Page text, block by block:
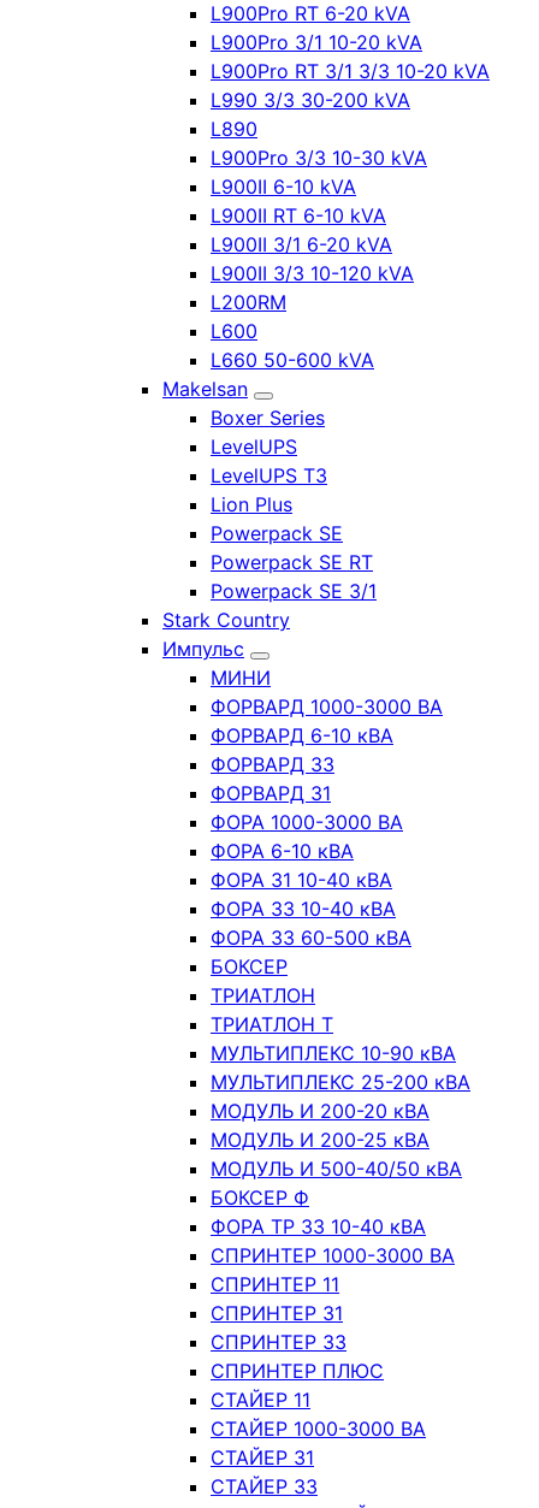
L900Pro RT 6-20 kVA
L900Pro 3/1 10-20 kVA
L900Pro RT 3/1 3/3 10-20 kVA
L990 3/3 30-200 kVA
L890
L900Pro 3/3 10-30 kVA
L900II 6-10 kVA
L900II RT 6-10 kVA
L900II 3/1 6-20 kVA
L900II 3/3 10-120 kVA
L200RM
L600
L660 50-600 kVA
Makelsan
Boxer Series
LevelUPS
LevelUPS T3
Lion Plus
Powerpack SE
Powerpack SE RT
Powerpack SE 3/1
Stark Country
Импульс
МИНИ
ФОРВАРД 1000-3000 ВА
ФОРВАРД 6-10 кВА
ФОРВАРД 33
ФОРВАРД 31
ФОРА 1000-3000 ВА
ФОРА 6-10 кВА
ФОРА 31 10-40 кВА
ФОРА 33 10-40 кВА
ФОРА 33 60-500 кВА
БОКСЕР
ТРИАТЛОН
ТРИАТЛОН Т
МУЛЬТИПЛЕКС 10-90 кВА
МУЛЬТИПЛЕКС 25-200 кВА
МОДУЛЬ И 200-20 кВА
МОДУЛЬ И 200-25 кВА
МОДУЛЬ И 500-40/50 кВА
БОКСЕР Ф
ФОРА ТР 33 10-40 кВА
СПРИНТЕР 1000-3000 ВА
СПРИНТЕР 11
СПРИНТЕР 31
СПРИНТЕР 33
СПРИНТЕР ПЛЮС
СТАЙЕР 11
СТАЙЕР 1000-3000 ВА
СТАЙЕР 31
СТАЙЕР 33